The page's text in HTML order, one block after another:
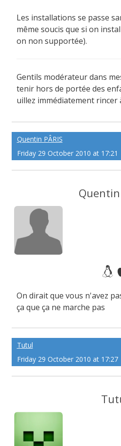
Les installations se passe
même soucis que si on
on non supportée).
Gentils modérateur dans
tenir hors de portée des
uillez immédiatement rincer
Quentin PÂRIS
Friday 29 October 2010 at 17:21
Quentin
On dirait que vous n'avez
ça que ça ne marche pas
Tutul
Friday 29 October 2010 at 17:27